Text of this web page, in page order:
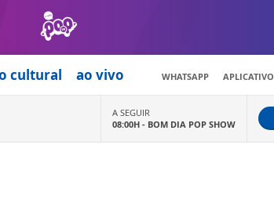
cultural ao vivo WHATSAPP APLICATIVO
A SEGUIR
08:00H - BOM DIA POP SHOW